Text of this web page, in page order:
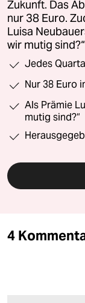
Zukunft. Das
nur 38 Euro.
Luisa
wir mutig
Jedes
Nur 38 Euro
Als Prämie
mutig sind?“
4